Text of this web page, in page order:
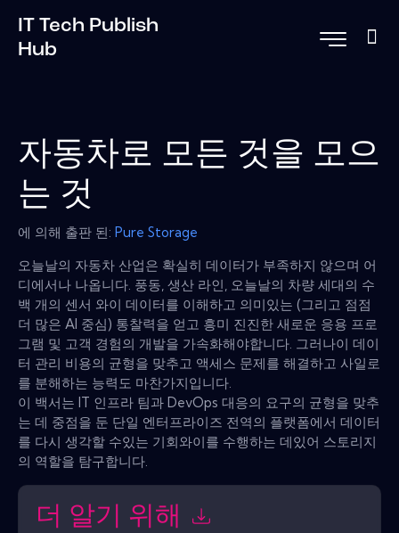
IT Tech Publish
Hub
자동차로 모든 것을 모으
는 것
에 의해 출판 된: Pure Storage
오늘날의 자동차 산업은 확실히 데이터가 부족하지 않으며 어
디에서나 나옵니다. 풍동, 생산 라인, 오늘날의 차량 세대의 수
백 개의 센서 와이 데이터를 이해하고 의미있는 (그리고 점점
더 많은 AI 중심) 통찰력을 얻고 흥미 진진한 새로운 응용 프로
그램 및 고객 경험의 개발을 가속화해야합니다. 그러나이 데이
터 관리 비용의 균형을 맞추고 액세스 문제를 해결하고 사일로
를 분해하는 능력도 마찬가지입니다.
이 백서는 IT 인프라 팀과 DevOps 대응의 요구의 균형을 맞추
는 데 중점을 둔 단일 엔터프라이즈 전역의 플랫폼에서 데이터
를 다시 생각할 수있는 기회와이를 수행하는 데있어 스토리지
의 역할을 탐구합니다.
더 알기 위해